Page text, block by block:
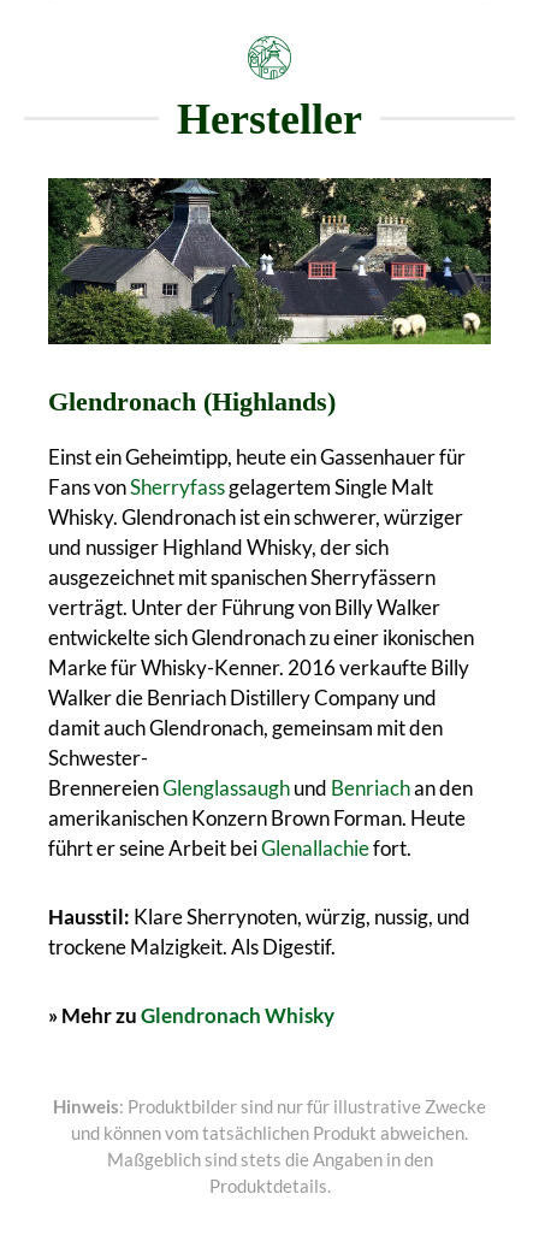
Hersteller
Glendronach (Highlands)
Einst ein Geheimtipp, heute ein Gassenhauer für
Fans vonSherryfassgelagertem Single Malt
Whisky. Glendronach ist ein schwerer, würziger
und nussiger Highland Whisky, der sich
ausgezeichnet mit spanischen Sherryfässern
verträgt. Unter der Führung von Billy Walker
entwickelte sich Glendronach zu einer ikonischen
Marke für Whisky-Kenner. 2016 verkaufte Billy
Walker die Benriach Distillery Company und
damit auch Glendronach, gemeinsam mit den
Schwester-
BrennereienGlenglassaughund Benriachan den
amerikanischen Konzern Brown Forman. Heute
führt er seine Arbeit beiGlenallachiefort.
Hausstil: Klare Sherrynoten, würzig, nussig, und
trockene Malzigkeit. Als Digestif.
» Mehr zuGlendronach Whisky
Hinweis: Produktbilder sind nur für illustrative Zwecke
und können vom tatsächlichen Produkt abweichen.
Maßgeblich sind stets die Angaben in den
Produktdetails.